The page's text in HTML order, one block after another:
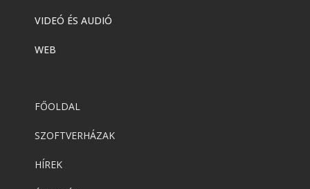
VIDEÓ ÉS AUDIÓ
WEB
FŐOLDAL
SZOFTVERHÁZAK
HÍREK